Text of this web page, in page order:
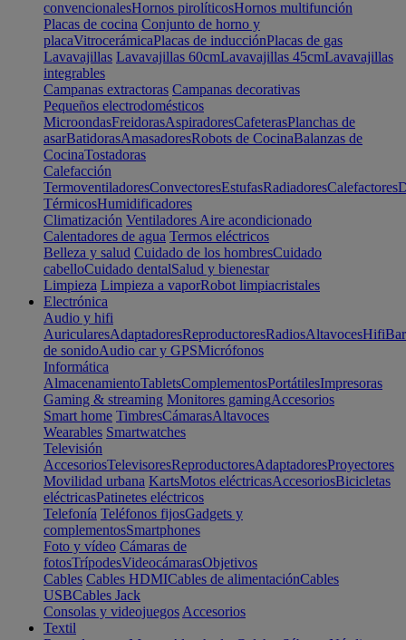
convencionalesHornos pirolíticosHornos multifunción
Placas de cocina Conjunto de horno y
placaVitrocerámicaPlacas de inducciónPlacas de gas
Lavavajillas Lavavajillas 60cmLavavajillas 45cmLavavajillas
integrables
Campanas extractoras Campanas decorativas
Pequeños electrodomésticos
MicroondasFreidorasAspiradoresCafeterasPlanchas de
asarBatidorasAmasadoresRobots de CocinaBalanzas de
CocinaTostadoras
Calefacción
TermoventiladoresConvectoresEstufasRadiadoresCalefactores
TérmicosHumidificadores
Climatización Ventiladores Aire acondicionado
Calentadores de agua Termos eléctricos
Belleza y salud Cuidado de los hombresCuidado
cabelloCuidado dentalSalud y bienestar
Limpieza Limpieza a vaporRobot limpiacristales
Electrónica
Audio y hifi
AuricularesAdaptadoresReproductoresRadiosAltavocesHifi
de sonidoAudio car y GPSMicrófonos
Informática
AlmacenamientoTabletsComplementosPortátilesImpresoras
Gaming & streaming Monitores gamingAccesorios
Smart home TimbresCámarasAltavoces
Wearables Smartwatches
Televisión
AccesoriosTelevisoresReproductoresAdaptadoresProyectores
Movilidad urbana KartsMotos eléctricasAccesoriosBicicletas
eléctricasPatinetes eléctricos
Telefonía Teléfonos fijosGadgets y
complementosSmartphones
Foto y vídeo Cámaras de
fotosTrípodesVideocámarasObjetivos
Cables Cables HDMICables de alimentaciónCables
USBCables Jack
Consolas y videojuegos Accesorios
Textil